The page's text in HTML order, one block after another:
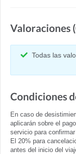
Valoraciones
Todas las
Condiciones
En caso de
aplicarán sobre el
servicio para
El 20% para
antes del inicio del